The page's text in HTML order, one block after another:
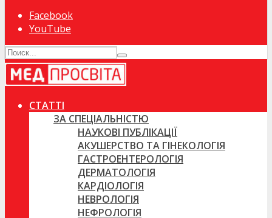
Facebook
YouTube
СТАТТІ
ЗА СПЕЦІАЛЬНІСТЮ
НАУКОВІ ПУБЛІКАЦІЇ
АКУШЕРСТВО ТА ГІНЕКОЛОГІЯ
ГАСТРОЕНТЕРОЛОГІЯ
ДЕРМАТОЛОГІЯ
КАРДІОЛОГІЯ
НЕВРОЛОГІЯ
НЕФРОЛОГІЯ